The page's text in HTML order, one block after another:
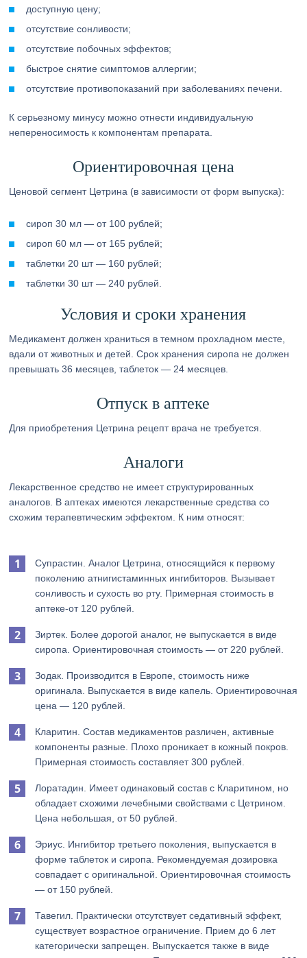
доступную цену;
отсутствие сонливости;
отсутствие побочных эффектов;
быстрое снятие симптомов аллергии;
отсутствие противопоказаний при заболеваниях печени.
К серьезному минусу можно отнести индивидуальную
непереносимость к компонентам препарата.
Ориентировочная цена
Ценовой сегмент Цетрина (в зависимости от форм выпуска):
сироп 30 мл — от 100 рублей;
сироп 60 мл — от 165 рублей;
таблетки 20 шт — 160 рублей;
таблетки 30 шт — 240 рублей.
Условия и сроки хранения
Медикамент должен храниться в темном прохладном месте,
вдали от животных и детей. Срок хранения сиропа не должен
превышать 36 месяцев, таблеток — 24 месяцев.
Отпуск в аптеке
Для приобретения Цетрина рецепт врача не требуется.
Аналоги
Лекарственное средство не имеет структурированных
аналогов. В аптеках имеются лекарственные средства со
схожим терапевтическим эффектом. К ним относят:
Супрастин. Аналог Цетрина, относящийся к первому
поколению атнигистаминных ингибиторов. Вызывает
сонливость и сухость во рту. Примерная стоимость в
аптеке-от 120 рублей.
Зиртек. Более дорогой аналог, не выпускается в виде
сиропа. Ориентировочная стоимость — от 220 рублей.
Зодак. Производится в Европе, стоимость ниже
оригинала. Выпускается в виде капель. Ориентировочная
цена — 120 рублей.
Кларитин. Состав медикаментов различен, активные
компоненты разные. Плохо проникает в кожный покров.
Примерная стоимость составляет 300 рублей.
Лоратадин. Имеет одинаковый состав с Кларитином, но
обладает схожими лечебными свойствами с Цетрином.
Цена небольшая, от 50 рублей.
Эриус. Ингибитор третьего поколения, выпускается в
форме таблеток и сиропа. Рекомендуемая дозировка
совпадает с оригинальной. Ориентировочная стоимость
— от 150 рублей.
Тавегил. Практически отсутствует седативный эффект,
существует возрастное ограничение. Прием до 6 лет
категорически запрещен. Выпускается также в виде